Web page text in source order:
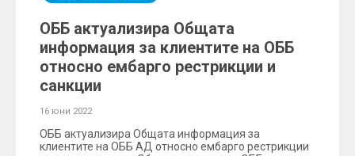
ОББ актуализира Общата
информация за клиентите на ОББ
относно ембарго рестрикции и
санкции
16 юни 2022
ОББ актуализира Общата информация за
клиентите на ОББ АД относно ембарго рестрикции